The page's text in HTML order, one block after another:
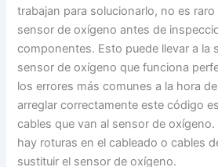
trabajan para solucionarlo, no es
sensor de oxígeno antes de
componentes. Esto puede llevar a la
sensor de oxígeno que funciona
los errores más comunes a la hora
arreglar correctamente este código
cables que van al sensor de
hay roturas en el cableado o cables
sustituir el sensor de oxígeno.